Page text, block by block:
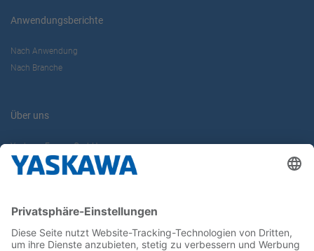
Anwendungsberichte
Nach Anwendung
Nach Branche
Über uns
Yaskawa Europe GmbH
Karriere
Newsletter